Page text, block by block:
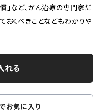
」など、がん治療の専門家だ
おくべきことなどもわかりや
れる
お気に入り